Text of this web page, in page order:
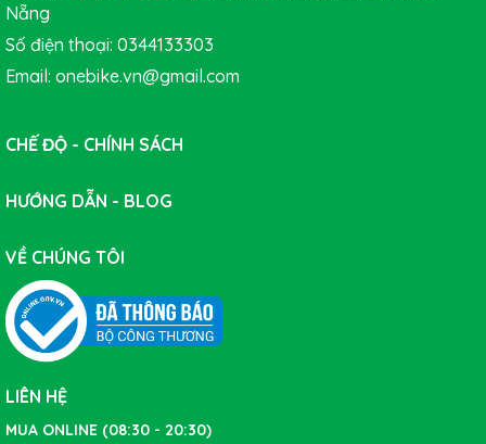
Nẵng
Số điện thoại: 0344133303
Email: onebike.vn@gmail.com
CHẾ ĐỘ - CHÍNH SÁCH
HƯỚNG DẪN - BLOG
VỀ CHÚNG TÔI
LIÊN HỆ
MUA ONLINE (08:30 - 20:30)